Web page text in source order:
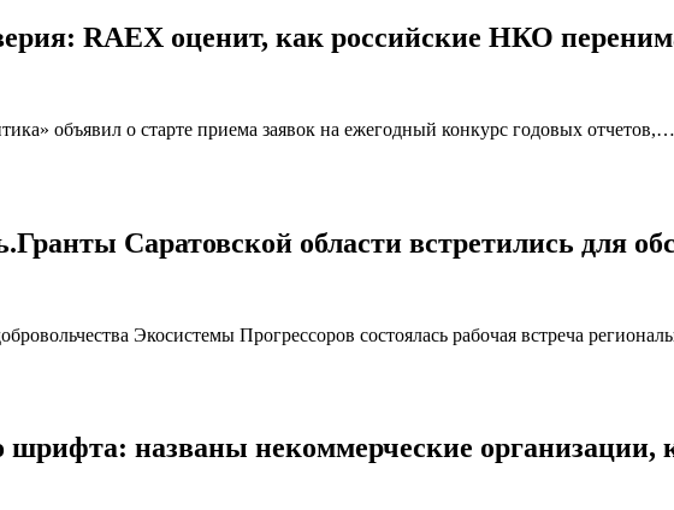
RAEX оценит, как российские НКО
объявил о старте приема заявок на ежегодный конкурс годовых отчетов,…
Саратовской области встретились для
Экосистемы Прогрессоров состоялась рабочая встреча
шрифта: названы некоммерческие организации,